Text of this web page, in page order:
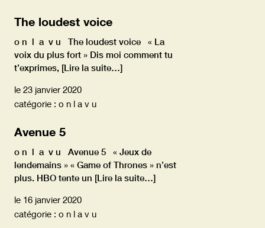
The loudest voice
o n l a v u The loudest voice « La
voix du plus fort » Dis moi comment tu
t’exprimes, [Lire la suite…]
le 23 janvier 2020
catégorie : o n l a v u
Avenue 5
o n l a v u Avenue 5 « Jeux de
lendemains » « Game of Thrones » n’est
plus. HBO tente un [Lire la suite…]
le 16 janvier 2020
catégorie : o n l a v u